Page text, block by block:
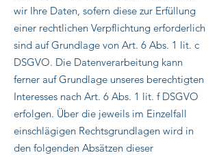
wir Ihre Daten, sofern diese zur Erfüllung
einer rechtlichen Verpflichtung erforderlich
sind auf Grundlage von Art. 6 Abs. 1 lit. c
DSGVO. Die Datenverarbeitung kann
ferner auf Grundlage unseres berechtigten
Interesses nach Art. 6 Abs. 1 lit. f DSGVO
erfolgen. Über die jeweils im Einzelfall
einschlägigen Rechtsgrundlagen wird in
den folgenden Absätzen dieser